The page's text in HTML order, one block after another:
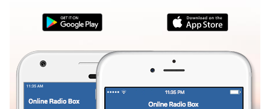
Seek to
live,
behind
LIVE